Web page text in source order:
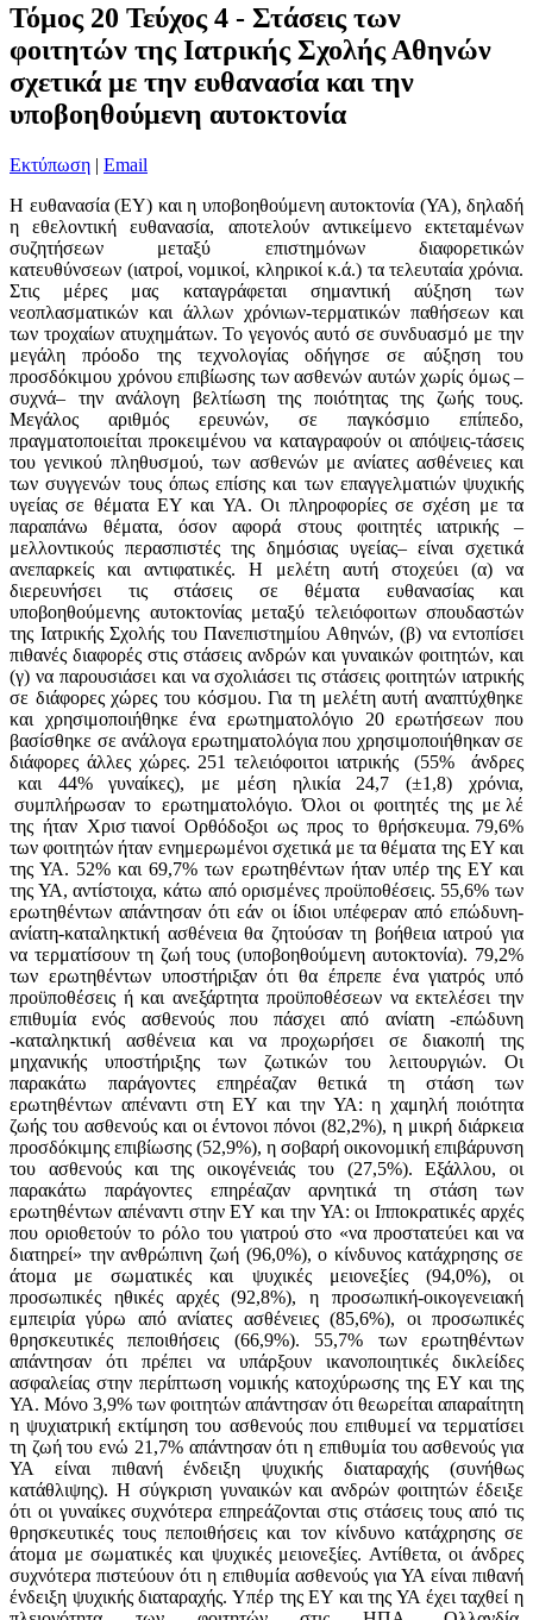
Τόμος 20 Τεύχος 4 - Στάσεις των
φοιτητών της Ιατρικής Σχολής Αθηνών
σχετικά με την ευθανασία και την
υποβοηθούμενη αυτοκτονία
Εκτύπωση | Email
Η ευθανασία (ΕΥ) και η υποβοηθούμενη αυτοκτονία (ΥΑ), δηλαδή
η εθελοντική ευθανασία, αποτελούν αντικείμενο εκτεταμένων
συζητήσεων μεταξύ επιστημόνων διαφορετικών
κατευθύνσεων (ιατροί, νομικοί, κληρικοί κ.ά.) τα τελευταία χρόνια.
Στις μέρες μας καταγράφεται σημαντική αύξηση των
νεοπλασματικών και άλλων χρόνιων-τερματικών παθήσεων και
των τροχαίων ατυχημάτων. Το γεγονός αυτό σε συνδυασμό με την
μεγάλη πρόοδο της τεχνολογίας οδήγησε σε αύξηση του
προσδόκιμου χρόνου επιβίωσης των ασθενών αυτών χωρίς όμως –
συχνά– την ανάλογη βελτίωση της ποιότητας της ζωής τους.
Μεγάλος αριθμός ερευνών, σε παγκόσμιο επίπεδο,
πραγματοποιείται προκειμένου να καταγραφούν οι απόψεις-τάσεις
του γενικού πληθυσμού, των ασθενών με ανίατες ασθένειες και
των συγγενών τους όπως επίσης και των επαγγελματιών ψυχικής
υγείας σε θέματα ΕΥ και ΥΑ. Οι πληροφορίες σε σχέση με τα
παραπάνω θέματα, όσον αφορά στους φοιτητές ιατρικής –
μελλοντικούς περασπιστές της δημόσιας υγείας– είναι σχετικά
ανεπαρκείς και αντιφατικές. Η μελέτη αυτή στοχεύει (α) να
διερευνήσει τις στάσεις σε θέματα ευθανασίας και
υποβοηθούμενης αυτοκτονίας μεταξύ τελειόφοιτων σπουδαστών
της Ιατρικής Σχολής του Πανεπιστημίου Αθηνών, (β) να εντοπίσει
πιθανές διαφορές στις στάσεις ανδρών και γυναικών φοιτητών, και
(γ) να παρουσιάσει και να σχολιάσει τις στάσεις φοιτητών ιατρικής
σε διάφορες χώρες του κόσμου. Για τη μελέτη αυτή αναπτύχθηκε
και χρησιμοποιήθηκε ένα ερωτηματολόγιο 20 ερωτήσεων που
βασίσθηκε σε ανάλογα ερωτηματολόγια που χρησιμοποιήθηκαν σε
διάφορες άλλες χώρες. 251 τελειόφοιτοι ιατρικής (55% άνδρες
και 44% γυναίκες), με μέση ηλικία 24,7 (±1,8) χρόνια,
συμπλήρωσαν το ερωτηματολόγιο. Όλοι οι φοιτητές της με λέ
της ήταν Χρισ τιανοί Ορθόδοξοι ως προς το θρήσκευμα. 79,6%
των φοιτητών ήταν ενημερωμένοι σχετικά με τα θέματα της ΕΥ και
της ΥΑ. 52% και 69,7% των ερωτηθέντων ήταν υπέρ της ΕΥ και
της ΥΑ, αντίστοιχα, κάτω από ορισμένες προϋποθέσεις. 55,6% των
ερωτηθέντων απάντησαν ότι εάν οι ίδιοι υπέφεραν από επώδυνη-
ανίατη-καταληκτική ασθένεια θα ζητούσαν τη βοήθεια ιατρού για
να τερματίσουν τη ζωή τους (υποβοηθούμενη αυτοκτονία). 79,2%
των ερωτηθέντων υποστήριξαν ότι θα έπρεπε ένα γιατρός υπό
προϋποθέσεις ή και ανεξάρτητα προϋποθέσεων να εκτελέσει την
επιθυμία ενός ασθενούς που πάσχει από ανίατη -επώδυνη
-καταληκτική ασθένεια και να προχωρήσει σε διακοπή της
μηχανικής υποστήριξης των ζωτικών του λειτουργιών. Οι
παρακάτω παράγοντες επηρέαζαν θετικά τη στάση των
ερωτηθέντων απέναντι στη ΕΥ και την ΥΑ: η χαμηλή ποιότητα
ζωής του ασθενούς και οι έντονοι πόνοι (82,2%), η μικρή διάρκεια
προσδόκιμης επιβίωσης (52,9%), η σοβαρή οικονομική επιβάρυνση
του ασθενούς και της οικογένειάς του (27,5%). Εξάλλου, οι
παρακάτω παράγοντες επηρέαζαν αρνητικά τη στάση των
ερωτηθέντων απέναντι στην ΕΥ και την ΥΑ: οι Ιπποκρατικές αρχές
που οριοθετούν το ρόλο του γιατρού στο «να προστατεύει και να
διατηρεί» την ανθρώπινη ζωή (96,0%), ο κίνδυνος κατάχρησης σε
άτομα με σωματικές και ψυχικές μειονεξίες (94,0%), οι
προσωπικές ηθικές αρχές (92,8%), η προσωπική-οικογενειακή
εμπειρία γύρω από ανίατες ασθένειες (85,6%), οι προσωπικές
θρησκευτικές πεποιθήσεις (66,9%). 55,7% των ερωτηθέντων
απάντησαν ότι πρέπει να υπάρξουν ικανοποιητικές δικλείδες
ασφαλείας στην περίπτωση νομικής κατοχύρωσης της ΕΥ και της
ΥΑ. Μόνο 3,9% των φοιτητών απάντησαν ότι θεωρείται απαραίτητη
η ψυχιατρική εκτίμηση του ασθενούς που επιθυμεί να τερματίσει
τη ζωή του ενώ 21,7% απάντησαν ότι η επιθυμία του ασθενούς για
ΥΑ είναι πιθανή ένδειξη ψυχικής διαταραχής (συνήθως
κατάθλιψης). Η σύγκριση γυναικών και ανδρών φοιτητών έδειξε
ότι οι γυναίκες συχνότερα επηρεάζονται στις στάσεις τους από τις
θρησκευτικές τους πεποιθήσεις και τον κίνδυνο κατάχρησης σε
άτομα με σωματικές και ψυχικές μειονεξίες. Αντίθετα, οι άνδρες
συχνότερα πιστεύουν ότι η επιθυμία ασθενούς για ΥΑ είναι πιθανή
ένδειξη ψυχικής διαταραχής. Υπέρ της ΕΥ και της ΥΑ έχει ταχθεί η